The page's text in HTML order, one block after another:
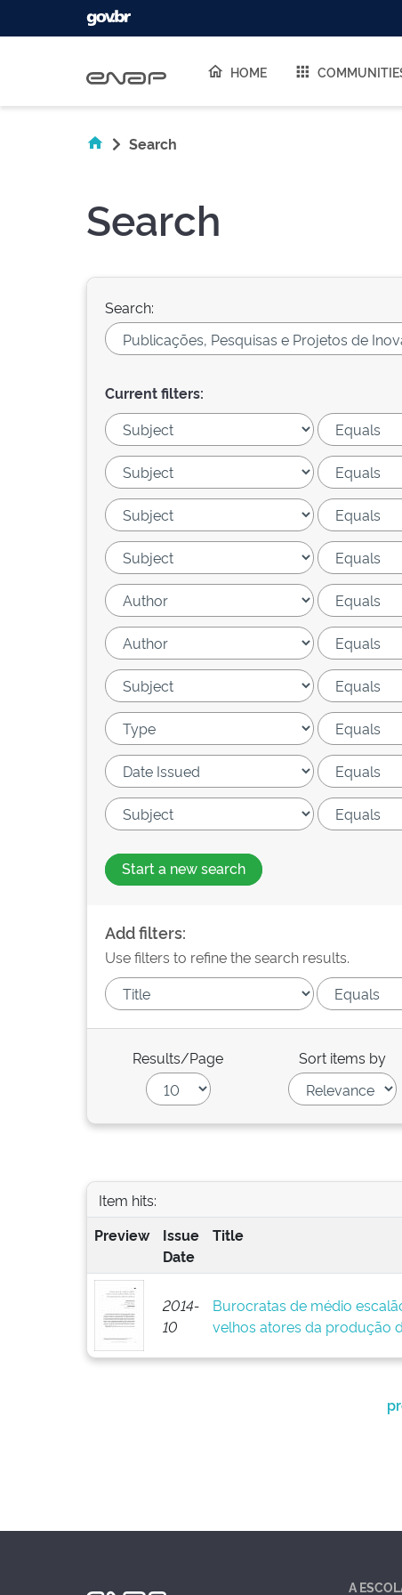
HOME
Search
Search
Search:
Current filters:
Start a new search
Add filters:
Use filters to refine the search results.
Results/Page Sort items by
Item hits:
Preview
Issue
Date
Title
2014-
10
Burocratas de médio
velhos atores da produção
A